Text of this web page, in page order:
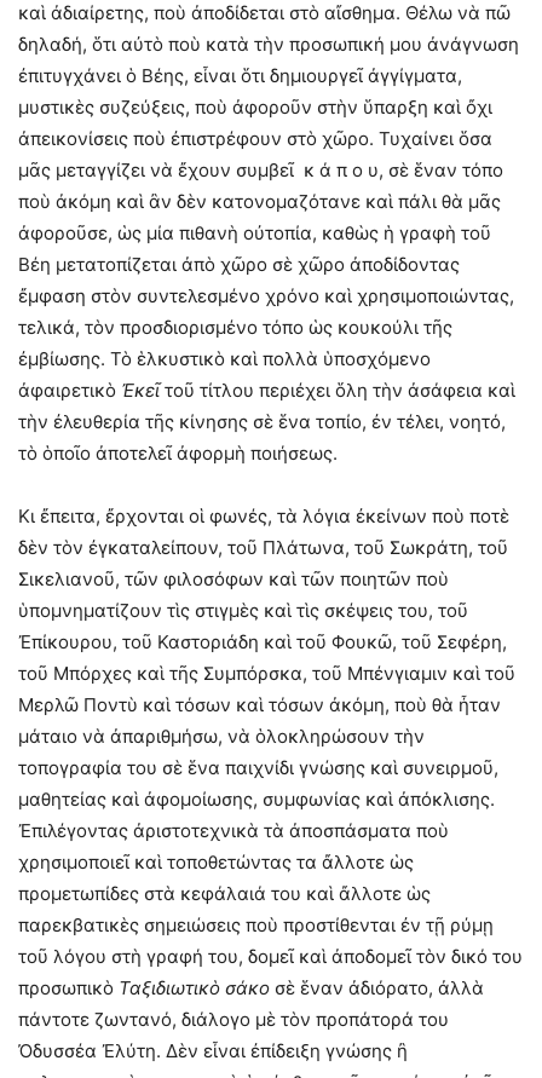
καὶ ἀδιαίρετης, ποὺ ἀποδίδεται στὸ αἴσθημα. Θέλω νὰ πῶ
δηλαδή, ὅτι αὐτὸ ποὺ κατὰ τὴν προσωπική μου ἀνάγνωση
ἐπιτυγχάνει ὁ Βέης, εἶναι ὅτι δημιουργεῖ ἀγγίγματα,
μυστικὲς συζεύξεις, ποὺ ἀφοροῦν στὴν ὕπαρξη καὶ ὄχι
ἀπεικονίσεις ποὺ ἐπιστρέφουν στὸ χῶρο. Τυχαίνει ὅσα
μᾶς μεταγγίζει νὰ ἔχουν συμβεῖ κ ά π ο υ, σὲ ἕναν τόπο
ποὺ ἀκόμη καὶ ἂν δὲν κατονομαζότανε καὶ πάλι θὰ μᾶς
ἀφοροῦσε, ὡς μία πιθανὴ οὐτοπία, καθὼς ἡ γραφὴ τοῦ
Βέη μετατοπίζεται ἀπὸ χῶρο σὲ χῶρο ἀποδίδοντας
ἔμφαση στὸν συντελεσμένο χρόνο καὶ χρησιμοποιώντας,
τελικά, τὸν προσδιορισμένο τόπο ὡς κουκούλι τῆς
ἐμβίωσης. Τὸ ἑλκυστικὸ καὶ πολλὰ ὑποσχόμενο
ἀφαιρετικὸ Ἐκεῖτοῦ τίτλου περιέχει ὅλη τὴν ἀσάφεια καὶ
τὴν ἐλευθερία τῆς κίνησης σὲ ἕνα τοπίο, ἐν τέλει, νοητό,
τὸ ὁποῖο ἀποτελεῖ ἀφορμὴ ποιήσεως.
Κι ἔπειτα, ἔρχονται οἱ φωνές, τὰ λόγια ἐκείνων ποὺ ποτὲ
δὲν τὸν ἐγκαταλείπουν, τοῦ Πλάτωνα, τοῦ Σωκράτη, τοῦ
Σικελιανοῦ, τῶν φιλοσόφων καὶ τῶν ποιητῶν ποὺ
ὑπομνηματίζουν τὶς στιγμὲς καὶ τὶς σκέψεις του, τοῦ
Ἐπίκουρου, τοῦ Καστοριάδη καὶ τοῦ Φουκῶ, τοῦ Σεφέρη,
τοῦ Μπόρχες καὶ τῆς Συμπόρσκα, τοῦ Μπένγιαμιν καὶ τοῦ
Μερλῶ Ποντὺ καὶ τόσων καὶ τόσων ἀκόμη, ποὺ θὰ ἦταν
μάταιο νὰ ἀπαριθμήσω, νὰ ὁλοκληρώσουν τὴν
τοπογραφία του σὲ ἕνα παιχνίδι γνώσης καὶ συνειρμοῦ,
μαθητείας καὶ ἀφομοίωσης, συμφωνίας καὶ ἀπόκλισης.
Ἐπιλέγοντας ἀριστοτεχνικὰ τὰ ἀποσπάσματα ποὺ
χρησιμοποιεῖ καὶ τοποθετώντας τα ἄλλοτε ὡς
προμετωπίδες στὰ κεφάλαιά του καὶ ἄλλοτε ὡς
παρεκβατικὲς σημειώσεις ποὺ προστίθενται ἐν τῇ ρύμῃ
τοῦ λόγου στὴ γραφή του, δομεῖ καὶ ἀποδομεῖ τὸν δικό του
προσωπικὸ Ταξιδιωτικὸ σάκο σὲ ἕναν ἀδιόρατο, ἀλλὰ
πάντοτε ζωντανό, διάλογο μὲ τὸν προπάτορά του
Ὀδυσσέα Ἐλύτη. Δὲν εἶναι ἐπίδειξη γνώσης ἢ